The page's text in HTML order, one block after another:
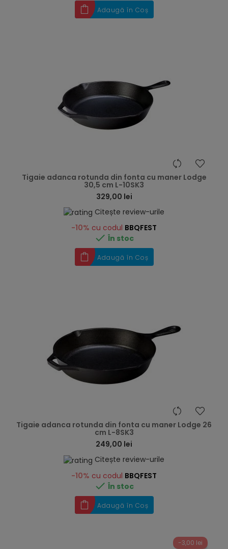
Adaugă în Coș
Tigaie adanca rotunda din fonta cu maner Lodge
30,5 cm L-10SK3
329,00 lei
Citește review-urile
-10% cu codul BBQFEST
 În stoc
Adaugă în Coș
Tigaie adanca rotunda din fonta cu maner Lodge 26
cm L-8SK3
249,00 lei
Citește review-urile
-10% cu codul BBQFEST
 În stoc
Adaugă în Coș
-3,00 lei